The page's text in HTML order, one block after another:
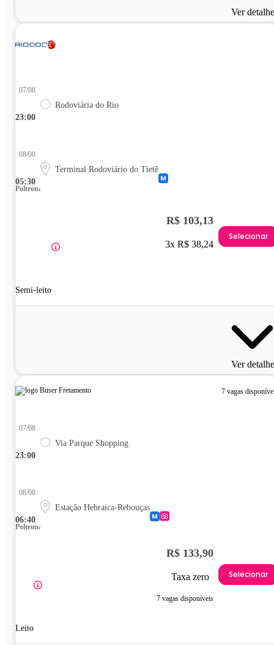
Ver
23:00
07/08
Rodoviária do Rio
05:30
08/08
Terminal Rodoviário do Tietê
Poltrona
Semi-leito
R$ 103,13
3x R$ 38,24
Selecionar
Ver
7 vagas
23:00
07/08
Via Parque Shopping
06:40
08/08
Estação Hebraica-Rebouças
Poltrona
Leito
R$ 133,90
Taxa zero
7 vagas disponíveis
Selecionar